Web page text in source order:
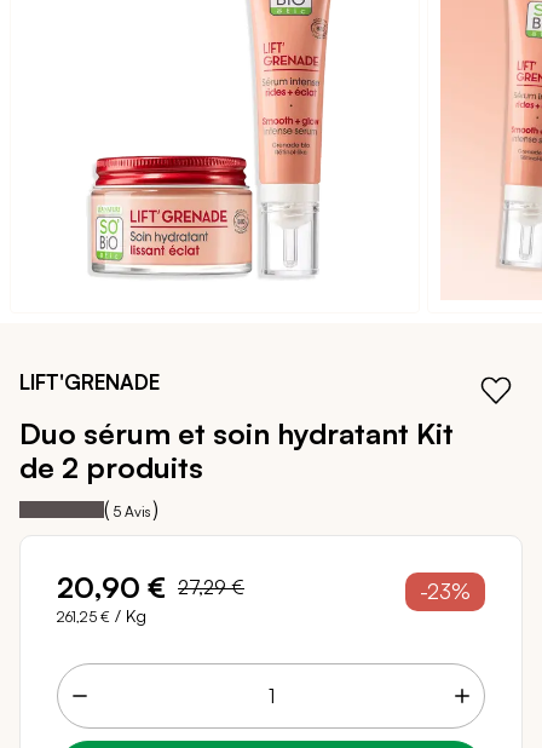
début
Galerie
LIFT'GRENADE
Duo sérum et soin hydratant Kit
de 2 produits
Notation: 100
% of 100
( 5 Avis )
20,90 € 27,29 €
261,25 € / Kg
-23%